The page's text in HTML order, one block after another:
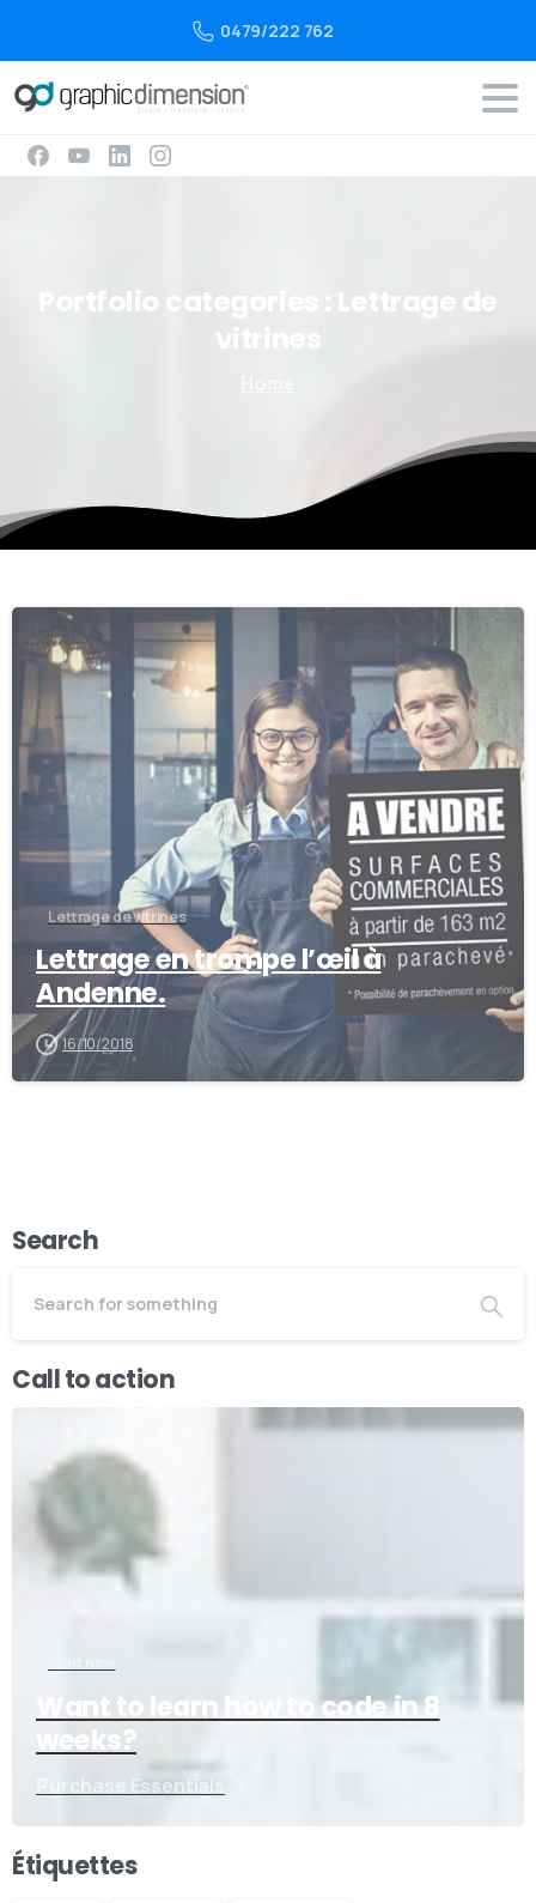
0479/222 762
Portfolio categories : Lettragede
vitrines
Lettrage de vitrines
Lettrage en trompe l’œil à
Andenne.
16/10/2018
Search
Call to action
Want to learn how to code in 8
weeks?
Purchase Essentials
Étiquettes